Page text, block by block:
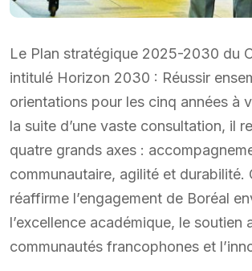
Le Plan stratégique 2025-2030 du
intitulé Horizon 2030 : Réussir
orientations pour les cinq années à
la suite d’une vaste consultation, il
quatre grands axes :
communautaire, agilité et durabilité.
réaffirme l’engagement de Boréal
l’excellence académique, le soutien
communautés francophones et